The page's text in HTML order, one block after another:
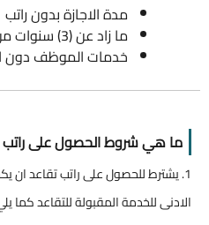
مدة الاجازة بدون راتب
ما زاد عن (3) سنوات من مدة الاعارة الخارجية
خدمات الموظف دون
ما هي شروط الحصول على راتب
1. يشترط للحصول على راتب تقاعد
الادنى للخدمة المقبولة للتقاعد كما